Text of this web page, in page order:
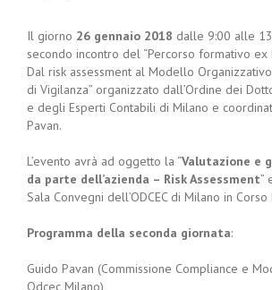
Il giorno 26 gennaio 2018 dalle 9:00 alle
secondo incontro del “Percorso formativo
Dal risk assessment al Modello
di Vigilanza” organizzato dall’Ordine dei
e degli Esperti Contabili di Milano e
Pavan.
L’evento avrà ad oggetto la “Valutazione e
da parte dell’azienda – Risk Assessment”
Sala Convegni dell’ODCEC di Milano in
Programma della seconda giornata:
Guido Pavan (Commissione Compliance e
Odcec Milano)